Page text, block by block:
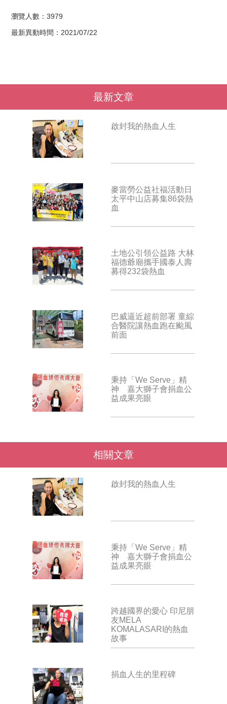
瀏覽人數：3979
最新異動時間：2021/07/22
最新文章
啟封我的熱血人生
麥當勞公益社福活動日
太平中山店募集86袋熱
血
土地公引領公益路 大林
福德爺廟攜手國泰人壽
募得232袋熱血
巴威逼近超前部署 童綜
合醫院讓熱血跑在颱風
前面
秉持「We Serve」精
神 嘉大獅子會捐血公
益成果亮眼
相關文章
啟封我的熱血人生
秉持「We Serve」精
神 嘉大獅子會捐血公
益成果亮眼
跨越國界的愛心 印尼朋
友MELA
KOMALASARI的熱血
故事
捐血人生的里程碑